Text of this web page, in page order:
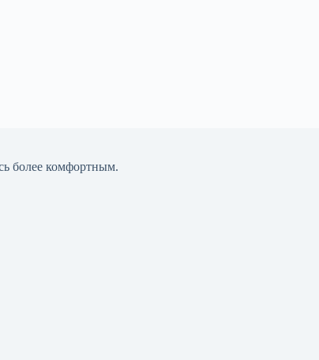
более комфортным.